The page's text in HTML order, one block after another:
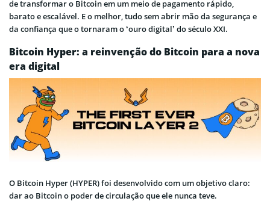
de transformar o Bitcoin em um meio de pagamento rápido,
barato e escalável. E o melhor, tudo sem abrir mão da segurança e
da confiança que o tornaram o ‘ouro digital’ do século XXI.
Bitcoin Hyper: a reinvenção do Bitcoin para a nova
era digital
O Bitcoin Hyper (HYPER) foi desenvolvido com um objetivo claro:
dar ao Bitcoin o poder de circulação que ele nunca teve.